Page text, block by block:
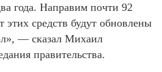
года. Направим почти 92
этих средств будут обновлены
— сказал Михаил
правительства.